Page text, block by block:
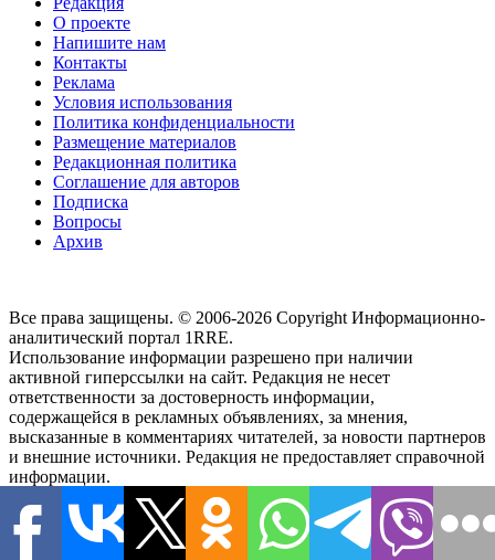
О проекте
Напишите нам
Контакты
Реклама
Условия использования
Политика конфиденциальности
Размещение материалов
Редакционная политика
Соглашение для авторов
Подписка
Вопросы
Архив
Все права защищены. © 2006-2026 CopyrightИнформационно-
аналитический портал 1RRE.
Использование информации разрешено при наличии
активной гиперссылки на сайт. Редакция не несет
ответственности за достоверность информации,
содержащейся в рекламных объявлениях, за мнения,
высказанные в комментариях читателей, за новости партнеров
и внешние источники. Редакция не предоставляет справочной
информации.
район Тверской, Новослободская улица, 36/1
103066, м. Менделеевская,-Россия, г.Москва,Тел.+7(495)21-
57-58